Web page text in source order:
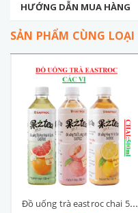
HƯỚNG DẪN MUA HÀNG
SẢN PHẨM CÙNG LOẠI
Đồ uống trà eastroc chai 500ml